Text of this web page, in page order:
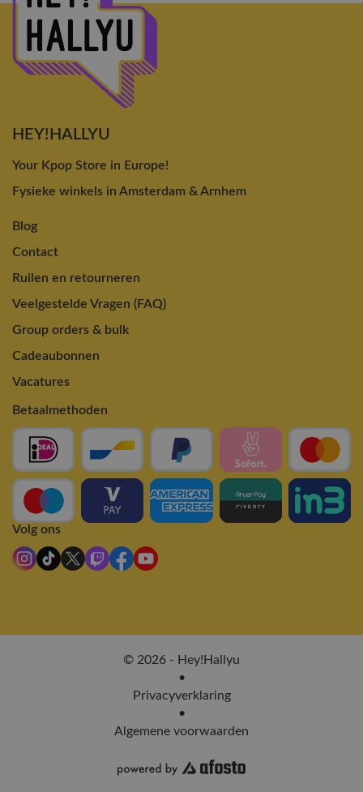
HEY!HALLYU
Your Kpop Store in Europe!
Fysieke winkels in Amsterdam & Arnhem
Blog
Contact
Ruilen en retourneren
Veelgestelde Vragen (FAQ)
Group orders & bulk
Cadeaubonnen
Vacatures
Betaalmethoden
Volg ons
© 2026 - Hey!Hallyu
•
Privacyverklaring
•
Algemene voorwaarden